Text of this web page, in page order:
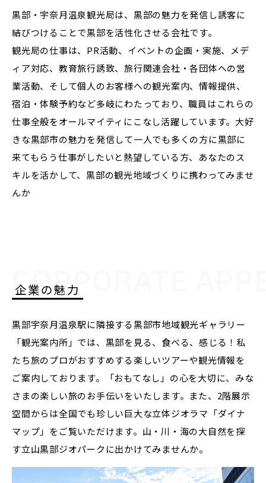
黒部・宇奈月温泉観光局は、黒部の魅力を発信し誘客に
結びつけることで黒部を活性化させる会社です。
観光局の仕事は、PR活動、イベントの企画・実施、メデ
ィア対応、教育旅行誘致、旅行関連会社・各団体への営
業活動、そして個人のお客様への観光案内、情報提供、
宿泊・体験予約など多岐にわたっており、職員はこれらの
仕事全般をオールマイティにこなし活躍しています。大好
きな黒部市の魅力を発信して一人でも多くの方に黒部に
来てもらう仕事がしたいと熱望している方、あなたのス
キルを活かして、黒部の観光地域づくりに携わってみませ
んか
CORPORATE
企業の魅力
黒部宇奈月温泉駅に隣接する黒部市地域観光ギャラリー
「観光案内所」では、黒部を見る、食べる、感じる！私
たち旅のプロがおすすめする楽しいツアーや観光情報を
ご案内しております。「おもてなし」の心を大切に、みな
さまの楽しい旅のお手伝いをいたします。また、2階展示
空間からは全国でも珍しい巨大な立体ジオラマ「ダイナ
マップ」をご覧いただけます。山・川・海の大自然を探
す立山黒部ジオパークに出かけてみませんか。